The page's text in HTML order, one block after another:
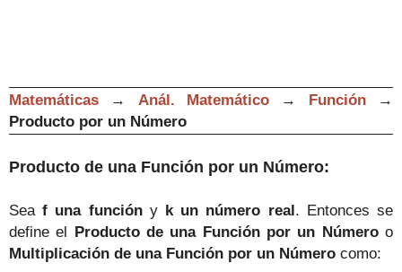
Matemáticas → Anál. Matemático → Función
→
Producto por un Número
Producto de una Función por un Número:
Seaf una función y k un número real. Entonces se
define el Producto de una Función por un Númeroo
Multiplicación de una Función por un Número como: